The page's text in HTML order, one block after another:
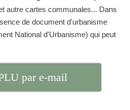
autre cartes communales... Dans
de document d'urbanisme
National d'Urbanisme) qui peut
par e-mail